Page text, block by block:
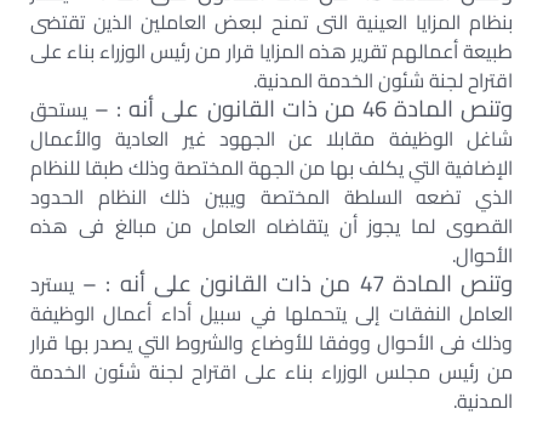
بنظام المزايا العينية التى تمنح لبعض العاملين الذين تقتضى
طبيعة أعمالهم تقرير هذه المزايا قرار من رئيس الوزراء بناء على
اقتراح لجنة شئون الخدمة المدنية.
وتنص المادة 46 من ذات القانون على أنه : –
يستحق
شاغل الوظيفة مقابلا عن الجهود غير العادية والأعمال
الإضافية التي يكلف بها من الجهة المختصة وذلك طبقا للنظام
الذي تضعه السلطة المختصة ويبين ذلك النظام الحدود
القصوى لما يجوز أن يتقاضاه العامل من مبالغ فى هذه
الأحوال.
وتنص المادة 47 من ذات القانون على أنه : –
يسترد
العامل النفقات إلى يتحملها في سبيل أداء أعمال الوظيفة
وذلك فى الأحوال ووفقا للأوضاع والشروط التي يصدر بها قرار
من رئيس مجلس الوزراء بناء على اقتراح لجنة شئون الخدمة
المدنية.